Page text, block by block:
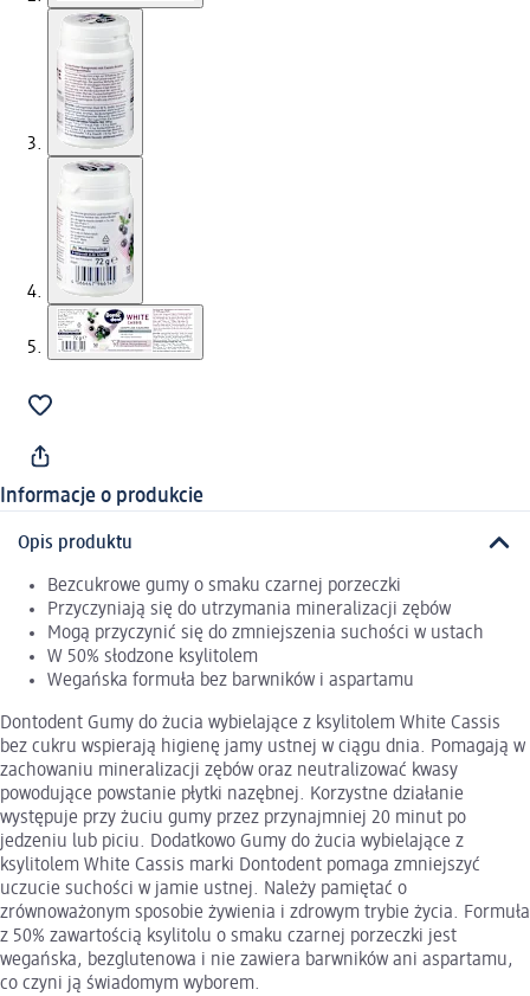
Informacje o produkcie
Opis produktu
Bezcukrowe gumy o smaku czarnej porzeczki
Przyczyniają się do utrzymania mineralizacji zębów
Mogą przyczynić się do zmniejszenia suchości w ustach
W 50% słodzone ksylitolem
Wegańska formuła bez barwników i aspartamu
Dontodent Gumy do żucia wybielające z ksylitolem White Cassis
bez cukru wspierają higienę jamy ustnej w ciągu dnia. Pomagają w
zachowaniu mineralizacji zębów oraz neutralizować kwasy
powodujące powstanie płytki nazębnej. Korzystne działanie
występuje przy żuciu gumy przez przynajmniej 20 minut po
jedzeniu lub piciu. Dodatkowo Gumy do żucia wybielające z
ksylitolem White Cassis marki Dontodent pomaga zmniejszyć
uczucie suchości w jamie ustnej. Należy pamiętać o
zrównoważonym sposobie żywienia i zdrowym trybie życia. Formuła
z 50% zawartością ksylitolu o smaku czarnej porzeczki jest
wegańska, bezglutenowa i nie zawiera barwników ani aspartamu,
co czyni ją świadomym wyborem.